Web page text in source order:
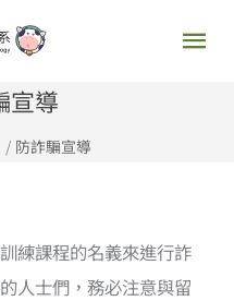
主
宣導
防詐騙宣導
練課程的名義來進行詐
人士們，務必注意與留